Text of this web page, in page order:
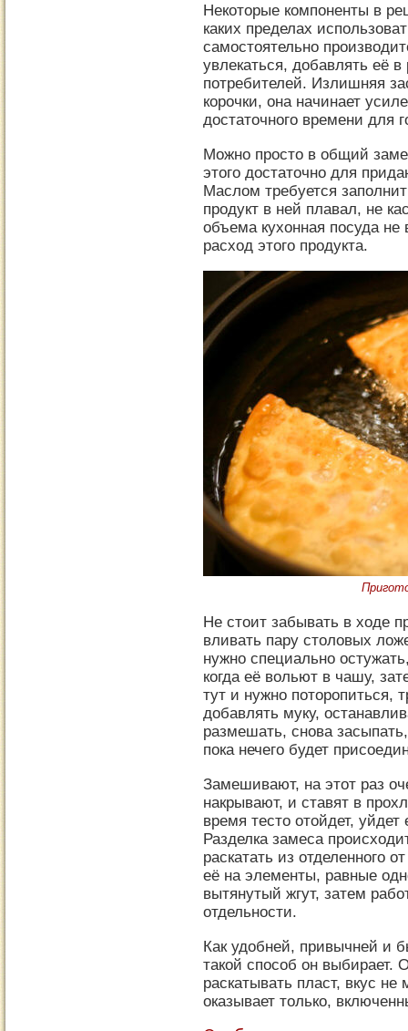
Некоторые компоненты в
каких пределах
самостоятельно
увлекаться, добавлять её
потребителей. Излишняя
корочки, она начинает
достаточного времени для
Можно просто в общий
этого достаточно для
Маслом требуется
продукт в ней плавал, не
объема кухонная посуда не
расход этого продукта.
Не стоит забывать в ходе
вливать пару столовых
нужно специально
когда её вольют в чашу,
тут и нужно поторопиться,
добавлять муку,
размешать, снова
пока нечего будет
Замешивают, на этот раз
накрывают, и ставят в
время тесто отойдет, уйдет
Разделка замеса
раскатать из отделенного
её на элементы, равные
вытянутый жгут, затем
отдельности.
Как удобней, привычней и
такой способ он выбирает.
раскатывать пласт, вкус
оказывает только,